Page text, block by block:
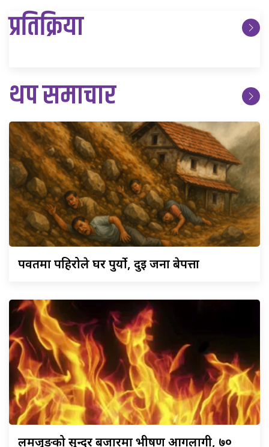
प्रतिक्रिया
थप समाचार
पर्वतमापहिरोले घर पुर्यो, दुई जना बेपत्ता
लमजुङकोसुन्दर बजारमा भीषण आगलागी, ७०